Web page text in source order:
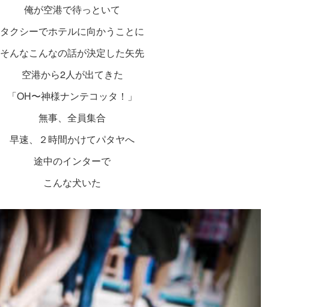
俺が空港で待っといて
タクシーでホテルに向かうことに
そんなこんなの話が決定した矢先
空港から2人が出てきた
「OH〜神様ナンテコッタ！」
無事、全員集合
早速、２時間かけてパタヤへ
途中のインターで
こんな犬いた